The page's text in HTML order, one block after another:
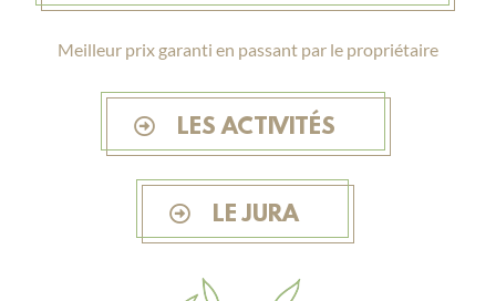
Meilleur prix garanti en passant par le propriétaire
LES ACTIVITÉS
LE JURA